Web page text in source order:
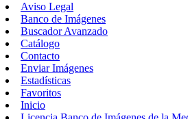
Aviso Legal
Banco de Imágenes
Buscador Avanzado
Catálogo
Contacto
Enviar Imágenes
Estadísticas
Favoritos
Inicio